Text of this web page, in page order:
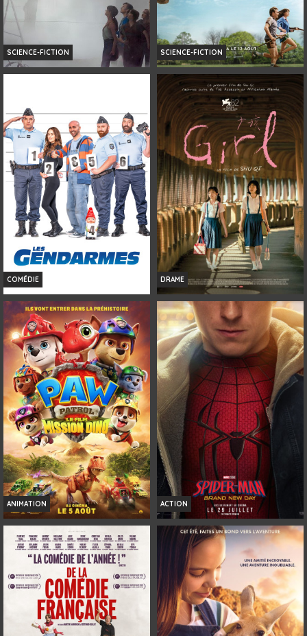
SCIENCE-FICTION
Bande-annonce
VF
SCIENCE-FICTION
LA FIN D'OAK STREET
Horaires et Infos
Bande-annonce
Réservation
AVERT. TOUT PUBLIC
VF
COMÉDIE
LES GENDARMES
Horaires et Infos
Bande-annonce
Réservation
TOUT PUBLIC
VF
DRAME
GIRL
Horaires et Infos
Bande-annonce
Réservation
AVERT. TOUT PUBLIC
ANIMATION
LA PAT' PATROUILLE : LE FILM
MISSION DINO
Horaires et Infos
Bande-annonce
Réservation
ACTION
SPIDER-MAN: BRAND NEW DAY
Horaires et Infos
Bande-annonce
Réservation